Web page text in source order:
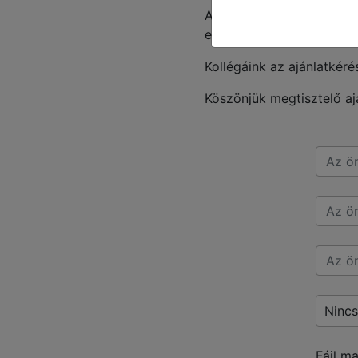
Az adatlapon képet a
eszközről, ezzel segítve
Kollégáink az
Köszönjük megtisztelő